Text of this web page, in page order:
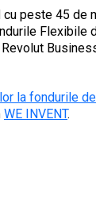
peste 45
la fondurile
WE INVENT.